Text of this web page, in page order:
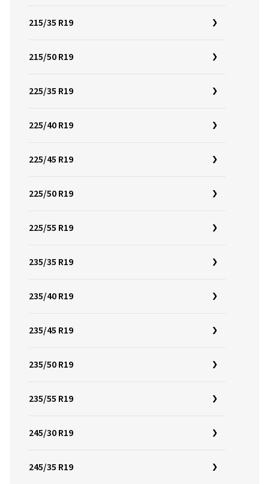
215/35 R19
215/50 R19
225/35 R19
225/40 R19
225/45 R19
225/50 R19
225/55 R19
235/35 R19
235/40 R19
235/45 R19
235/50 R19
235/55 R19
245/30 R19
245/35 R19